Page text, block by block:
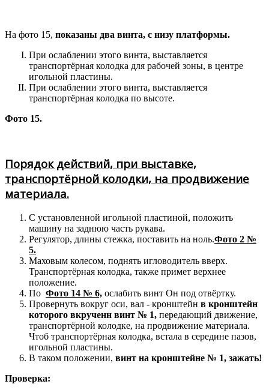
На фото 15, показаны два винта, с низу платформы.
При ослаблении этого винта, выставляется
транспортёрная колодка для рабочей зоны, в центре
игольной пластины.
При ослаблении этого винта, выставляется
транспортёрная колодка по высоте.
Фото 15.
Порядок действий, при выставке,
транспортёрной колодки, на продвижение
материала.
С установленной игольной пластиной, положить
машину на заднюю часть рукава.
Регулятор, длины стежка, поставить на ноль.Фото 2 №
5.
Маховым колесом, поднять игловодитель вверх.
Транспортёрная колодка, также примет верхнее
положение.
По Фото 14 № 6, ослабить винт Он под отвёртку.
Провернуть вокруг оси, вал - кронштейн в кронштейн
которого вкрученн винт № 1, передающий движение,
транспортёрной колодке, на продвижение материала.
Чтоб транспортёрная колодка, встала в середине пазов,
игольной пластины.
В таком положении, винт на кронштейне № 1, зажать!
Проверка: